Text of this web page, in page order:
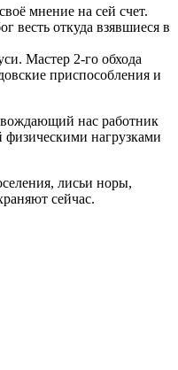
мнение на сей счет.
весть откуда взявшиеся в
Мастер 2-го обхода
приспособления и
нас работник
физическими нагрузками
лисьи норы,
сейчас.